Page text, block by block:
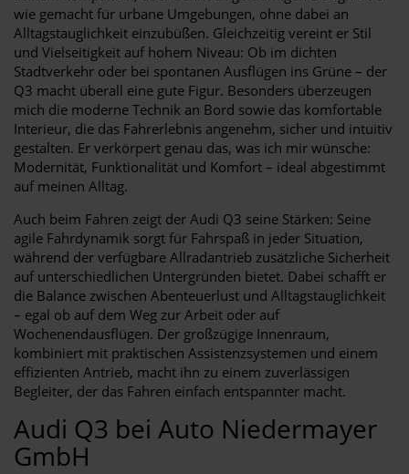
wie gemacht für urbane Umgebungen, ohne dabei an
Alltagstauglichkeit einzubüßen. Gleichzeitig vereint er Stil
und Vielseitigkeit auf hohem Niveau: Ob im dichten
Stadtverkehr oder bei spontanen Ausflügen ins Grüne – der
Q3 macht überall eine gute Figur. Besonders überzeugen
mich die moderne Technik an Bord sowie das komfortable
Interieur, die das Fahrerlebnis angenehm, sicher und intuitiv
gestalten. Er verkörpert genau das, was ich mir wünsche:
Modernität, Funktionalität und Komfort – ideal abgestimmt
auf meinen Alltag.
Auch beim Fahren zeigt der Audi Q3 seine Stärken: Seine
agile Fahrdynamik sorgt für Fahrspaß in jeder Situation,
während der verfügbare Allradantrieb zusätzliche Sicherheit
auf unterschiedlichen Untergründen bietet. Dabei schafft er
die Balance zwischen Abenteuerlust und Alltagstauglichkeit
– egal ob auf dem Weg zur Arbeit oder auf
Wochenendausflügen. Der großzügige Innenraum,
kombiniert mit praktischen Assistenzsystemen und einem
effizienten Antrieb, macht ihn zu einem zuverlässigen
Begleiter, der das Fahren einfach entspannter macht.
Audi Q3 bei Auto Niedermayer
GmbH